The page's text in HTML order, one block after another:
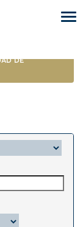
de